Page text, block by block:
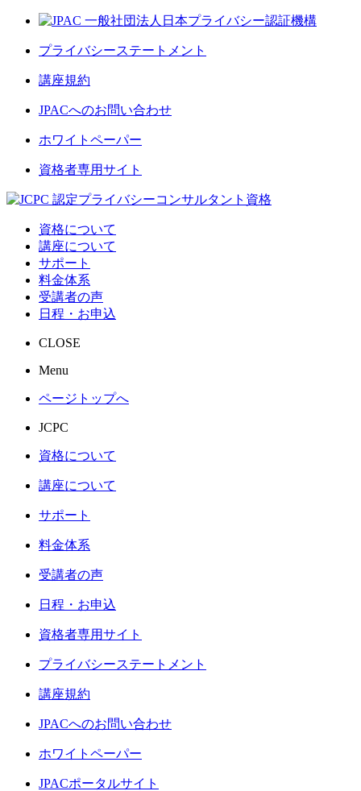
プライバシーステートメント
講座規約
JPACへのお問い合わせ
ホワイトペーパー
資格者専用サイト
資格について
講座について
サポート
料金体系
受講者の声
日程・お申込
CLOSE
Menu
ページトップへ
JCPC
資格について
講座について
サポート
料金体系
受講者の声
日程・お申込
資格者専用サイト
プライバシーステートメント
講座規約
JPACへのお問い合わせ
ホワイトペーパー
JPACポータルサイト